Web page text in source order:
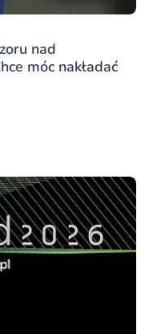
nad
móc nakładać